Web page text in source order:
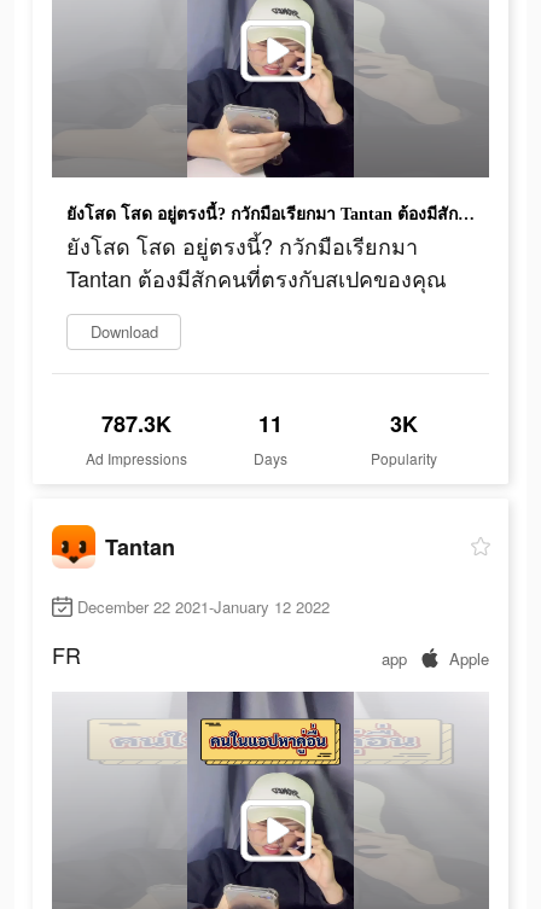
ยังโสด โสด อยู่ตรงนี้? กวักมือเรียกมา Tantan ต้องมีสักคนที่ตรงกับสเปคของคุณ
ยังโสด โสด อยู่ตรงนี้? กวักมือเรียกมา
Tantan ต้องมีสักคนที่ตรงกับสเปคของคุณ
Download
787.3K
Ad Impressions
11
Days
3K
Popularity
Tantan
December 22 2021-January 12 2022
FR app Apple